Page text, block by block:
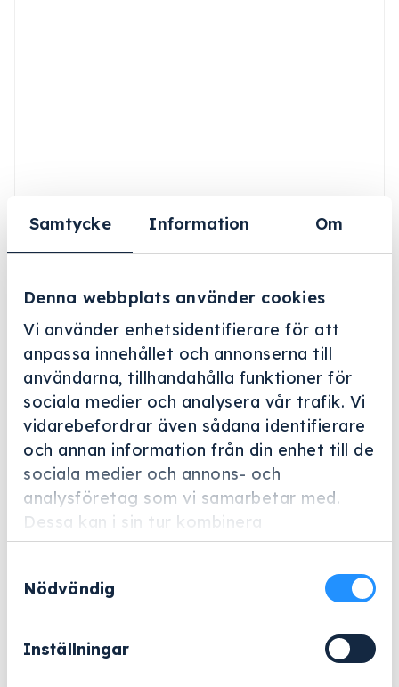
Samtycke Information Om
Denna webbplats använder cookies
Vi använder enhetsidentifierare för att
anpassa innehållet och annonserna till
användarna, tillhandahålla funktioner för
sociala medier och analysera vår trafik. Vi
vidarebefordrar även sådana identifierare
och annan information från din enhet till de
sociala medier och annons- och
analysföretag som vi samarbetar med.
Dessa kan i sin tur kombinera
informationen med annan information som
samlat in när du har använt deras tjänster.
Nödvändig
Inställningar
Helskärm
Miele Professional
E 460
Tillbehör för optimal rengöring av diverse MIC-
instrument.
5 926kr